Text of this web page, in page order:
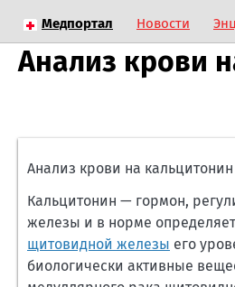
Медпортал Новости
Анализ крови
Анализ крови на
Кальцитонин — гормон,
железы и в норме
щитовидной железы его
биологически активные